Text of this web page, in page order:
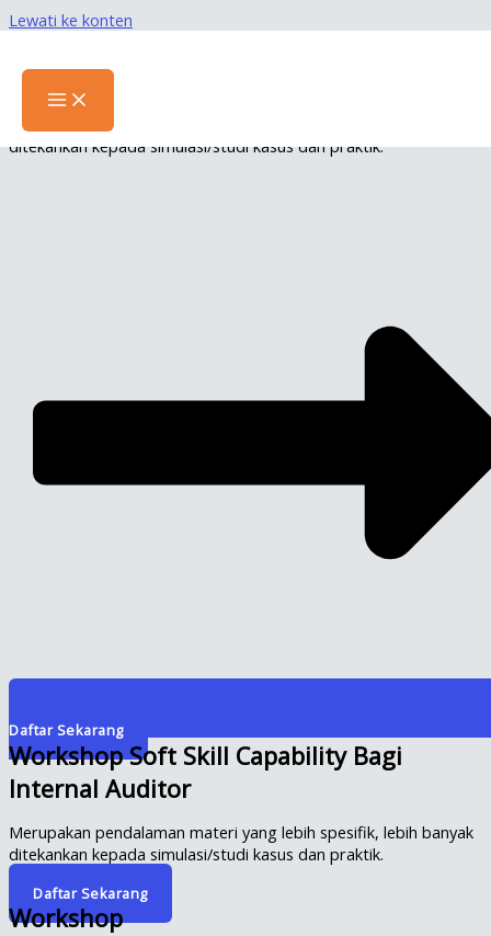
Lewati ke konten
Internal Auditor
Merupakan pendalaman materi yang lebih spesifik, lebih banyak
ditekankan kepada simulasi/studi kasus dan praktik.
Daftar Sekarang
Workshop Soft Skill Capability Bagi
Internal Auditor
Merupakan pendalaman materi yang lebih spesifik, lebih banyak
ditekankan kepada simulasi/studi kasus dan praktik.
Daftar Sekarang
Workshop